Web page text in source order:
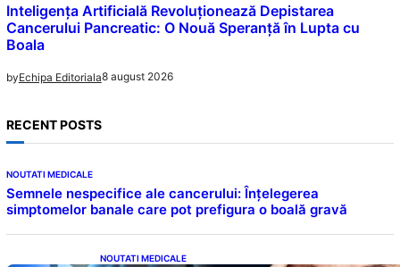
Inteligența Artificială Revoluționează Depistarea
Cancerului Pancreatic: O Nouă Speranță în Lupta cu
Boala
byEchipa Editoriala8 august 2026
RECENT POSTS
NOUTATI MEDICALE
Semnele nespecifice ale cancerului: Înțelegerea
simptomelor banale care pot prefigura o boală gravă
NOUTATI MEDICALE